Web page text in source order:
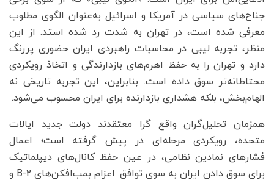
جناح‌های سیاسی در آمریکا و اسرائیل به‌عنوان الگوی مطلوب
معرفی شده است، در تهران به شدت رد شده استد. از این
منظر، تجربه لیبی در محاسبات راهبردی ایران حضوری پررنگ
دارد و تهران را به حفظ اهرم‌های بازدارندگی و اتخاذ رویکردی
محتاطانه‌تر سوق داده است. بنابراین، این تجربه تاریخی نه
الهام‌بخش، بلکه هشداری بازدارنده برای ایران محسوب می‌شود.
همزمان تحلیل‌گران واقع گرا معتقدند دولت جدید ایالات
متحده، رویکردی مرحله‌ای در پیش گرفته است؛ اعمال
فشارهای نمادین نظامی، در عین حفظ کانال‌های دیپلماتیک
برای سوق دادن ایران به سوی توافق. اعزام بمب‌افکن‌های B-2 و